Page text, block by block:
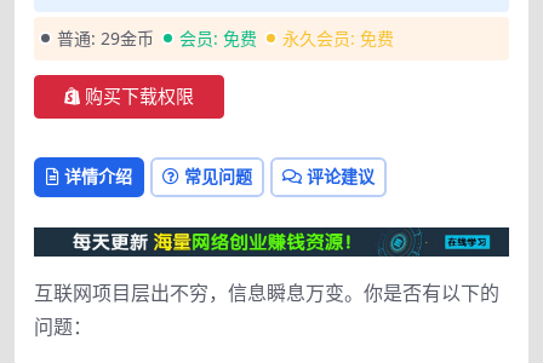
普通: 29金币 会员: 免费 永久会员: 免费
购买下载权限
详情介绍 常见问题 评论建议
互联网项目层出不穷，信息瞬息万变。你是否有以下的
问题：